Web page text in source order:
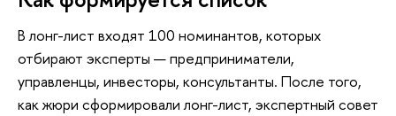
В лонг-лист входят 100 номинантов, которых
отбирают эксперты — предприниматели,
управленцы, инвесторы, консультанты. После того,
как жюри сформировали лонг-лист, экспертный совет